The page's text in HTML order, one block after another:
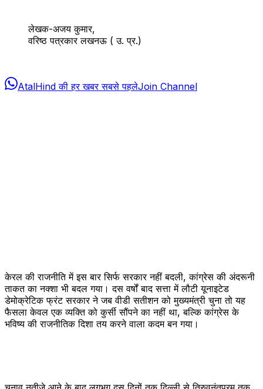
लेखक-अजय कुमार,
वरिष्ठ पत्रकार लखनऊ ( उ. प्र.)
AtalHind की हर खबर सबसे पहलेJoin Channel
केरल की राजनीति में इस बार सिर्फ सरकार नहीं बदली, कांग्रेस की अंदरूनी
ताकत का नक्शा भी बदल गया। दस वर्षों बाद सत्ता में लौटी यूनाइटेड
डेमोक्रेटिक फ्रंट सरकार ने जब वीडी सतीशन को मुख्यमंत्री चुना तो यह
फैसला केवल एक व्यक्ति को कुर्सी सौंपने का नहीं था, बल्कि कांग्रेस के
भविष्य की राजनीतिक दिशा तय करने वाला कदम बन गया।